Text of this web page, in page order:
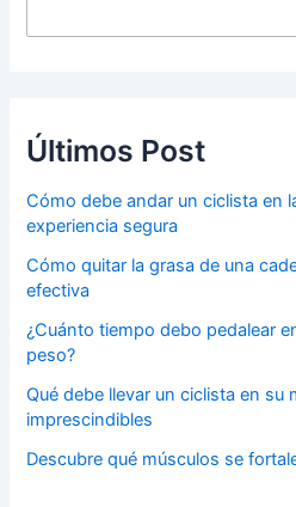
Últimos Post
Cómo debe andar un ciclista en
experiencia segura
Cómo quitar la grasa de una
efectiva
¿Cuánto tiempo debo pedalear
peso?
Qué debe llevar un ciclista en su
imprescindibles
Descubre qué músculos se